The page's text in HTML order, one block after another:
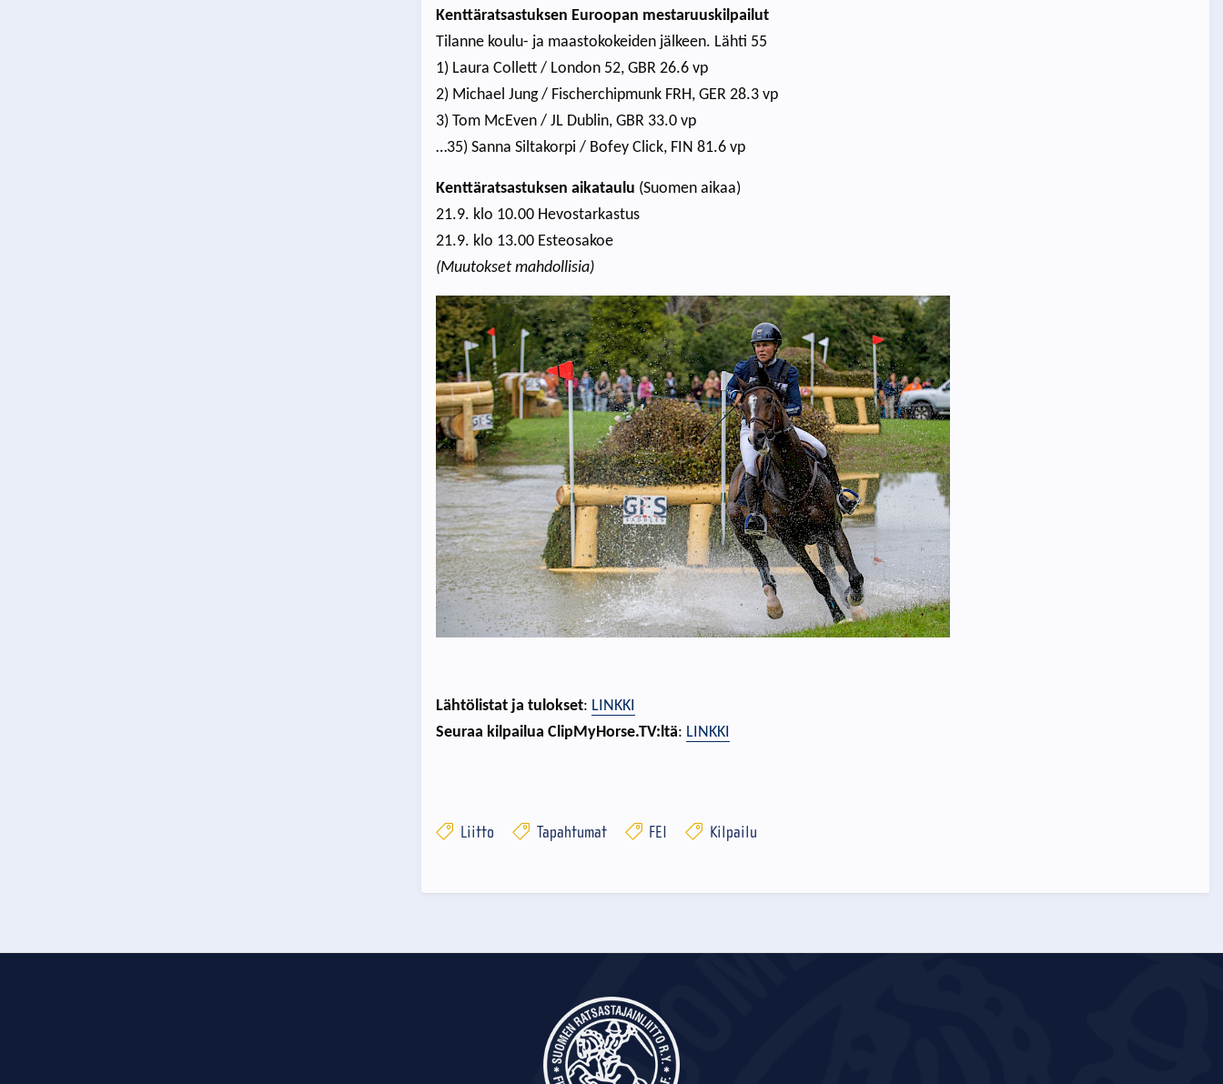
Kenttäratsastuksen Euroopan mestaruuskilpailut
Tilanne koulu- ja maastokokeiden jälkeen. Lähti 55
1) Laura Collett / London 52, GBR 26.6 vp
2) Michael Jung / Fischerchipmunk FRH, GER 28.3 vp
3) Tom McEven / JL Dublin, GBR 33.0 vp
…35) Sanna Siltakorpi / Bofey Click, FIN 81.6 vp
Kenttäratsastuksen aikataulu (Suomen aikaa)
21.9. klo 10.00 Hevostarkastus
21.9. klo 13.00 Esteosakoe
(Muutokset mahdollisia)
Lähtölistat ja tulokset: LINKKI
Seuraa kilpailua ClipMyHorse.TV:ltä: LINKKI
Liitto Tapahtumat FEI Kilpailu